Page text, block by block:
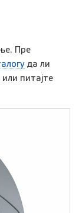
Пре
да ли
питајте